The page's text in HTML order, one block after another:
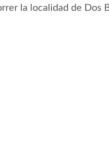
la localidad de Dos